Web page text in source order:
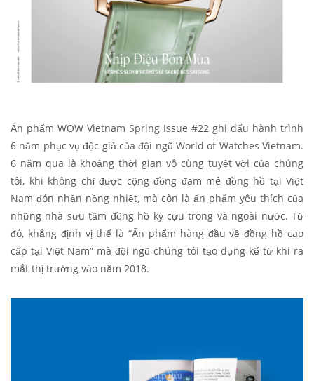
Ấn phẩm WOW Vietnam Spring Issue #22 ghi dấu hành trình
6 năm phục vụ độc giả của đội ngũ World of Watches Vietnam.
6 năm qua là khoảng thời gian vô cùng tuyệt vời của chúng
tôi, khi không chỉ được cộng đồng đam mê đồng hồ tại Việt
Nam đón nhận nồng nhiệt, mà còn là ấn phẩm yêu thích của
những nhà sưu tầm đồng hồ kỳ cựu trong và ngoài nước. Từ
đó, khẳng định vị thế là “Ấn phẩm hàng đầu về đồng hồ cao
cấp tại Việt Nam” mà đội ngũ chúng tôi tạo dựng kể từ khi ra
mắt thị trường vào năm 2018.